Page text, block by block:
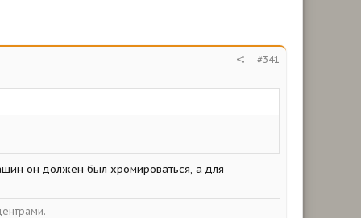
#341
он должен был хромироваться, а для